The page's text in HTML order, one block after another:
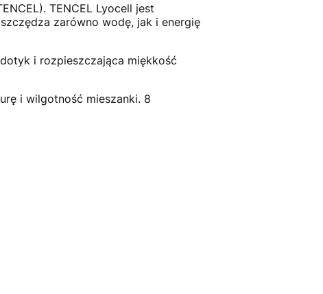
TENCEL Lyocell jest
zarówno wodę, jak i energię
i rozpieszczająca miękkość
i wilgotność mieszanki. 8